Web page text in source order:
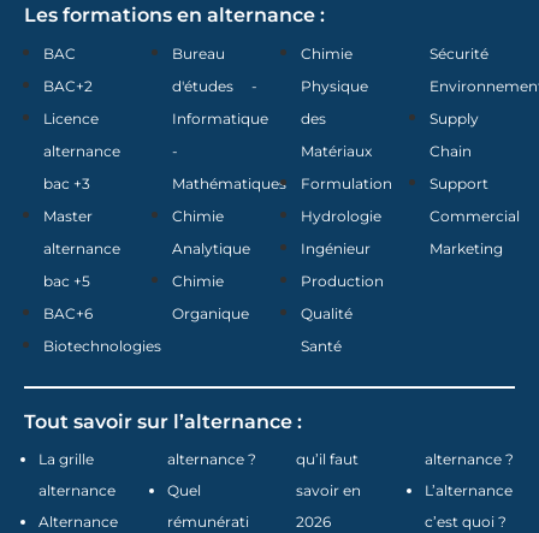
Les formations en alternance :
BAC
BAC+2
Licence
alternance
bac +3
Master
alternance
bac +5
BAC+6
Biotechnologies
Bureau
d'études -
Informatique
-
Mathématiques
Chimie
Analytique
Chimie
Organique
Chimie
Physique
des
Matériaux
Formulation
Hydrologie
Ingénieur
Production
Qualité
Santé
Sécurité
Supply
Chain
Support
Commercial
Marketing
Tout savoir sur l’alternance :
La grille
alternance
Alternance
alternance ?
Quel
rémunérati
qu’il faut
savoir en
2026
alternance ?
L’alternance
c’est quoi ?